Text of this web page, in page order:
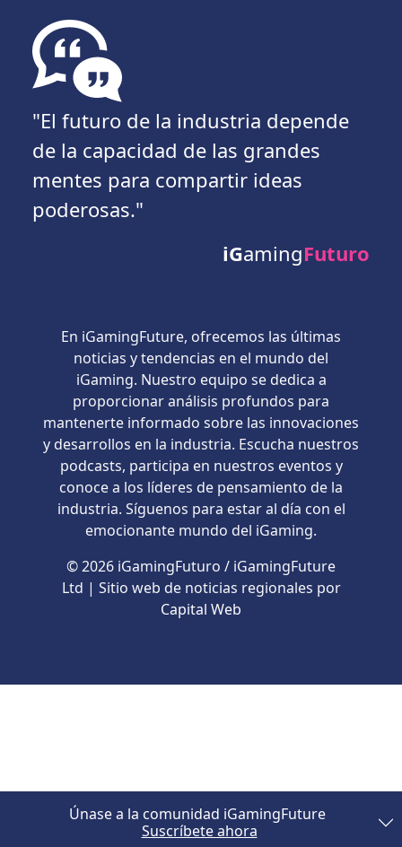
"El futuro de la industria depende
de la capacidad de las grandes
mentes para compartir ideas
poderosas."
iGamingFuturo
En iGamingFuture, ofrecemos las últimas
noticias y tendencias en el mundo del
iGaming. Nuestro equipo se dedica a
proporcionar análisis profundos para
mantenerte informado sobre las innovaciones
y desarrollos en la industria. Escucha nuestros
podcasts, participa en nuestros eventos y
conoce a los líderes de pensamiento de la
industria. Síguenos para estar al día con el
emocionante mundo del iGaming.
© 2026 iGamingFuturo / iGamingFuture
Ltd | Sitio web de noticias regionales por
Capital Web
Únase a la comunidad iGamingFuture
Suscríbete ahora